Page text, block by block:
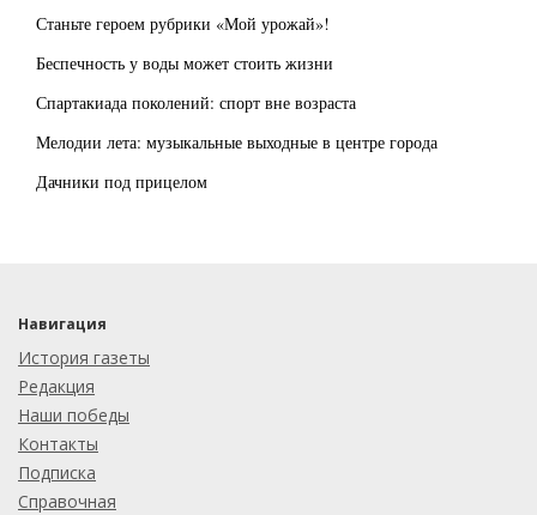
Станьте героем рубрики «Мой урожай»!
Беспечность у воды может стоить жизни
Спартакиада поколений: спорт вне возраста
Мелодии лета: музыкальные выходные в центре города
Дачники под прицелом
Навигация
История газеты
Редакция
Наши победы
Контакты
Подписка
Справочная